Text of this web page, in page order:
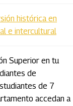
histórica en
e intercultural
Superior en tu
de
de 7
accedan a